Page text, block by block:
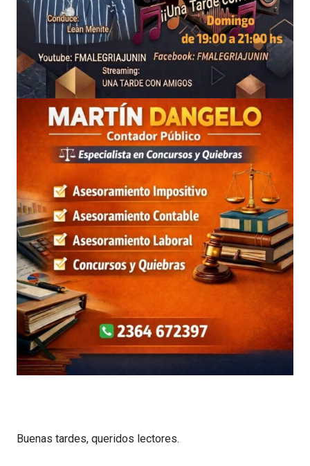
Buenas tardes, queridos lectores.